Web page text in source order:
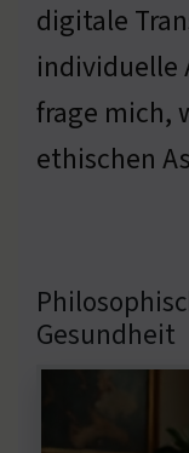
digitale
individuelle
frage mich,
ethischen
Gesundheit